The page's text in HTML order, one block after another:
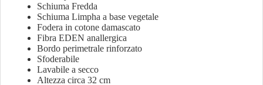
Schiuma Fredda
Schiuma Limpha a base vegetale
Fodera in cotone damascato
Fibra EDEN anallergica
Bordo perimetrale rinforzato
Sfoderabile
Lavabile a secco
Altezza circa 32 cm